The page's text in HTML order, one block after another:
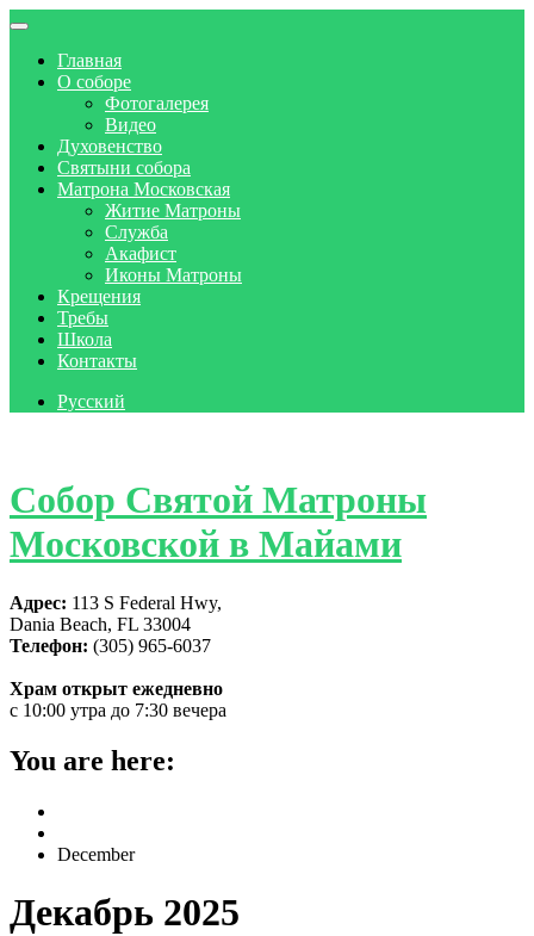
Главная
О соборе
Фотогалерея
Видео
Духовенство
Святыни собора
Матрона Московская
Житие Матроны
Служба
Акафист
Иконы Матроны
Крещения
Требы
Школа
Контакты
Русский
Собор Святой Матроны
Московской в Майами
Адрес: 113 S Federal Hwy,
Dania Beach, FL 33004
Телефон: (305) 965-6037
Храм открыт ежедневно
с 10:00 утра до 7:30 вечера
You are here:
December
Декабрь 2025